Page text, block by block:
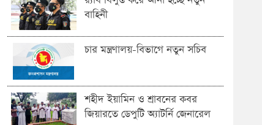
বাহিনী
চার মন্ত্রণালয়-বিভাগে নতুন সচিব
শহীদ ইয়ামিন ও শ্রাবনের কবর
জিয়ারতে ডেপুটি অ্যাটর্নি জেনারেল